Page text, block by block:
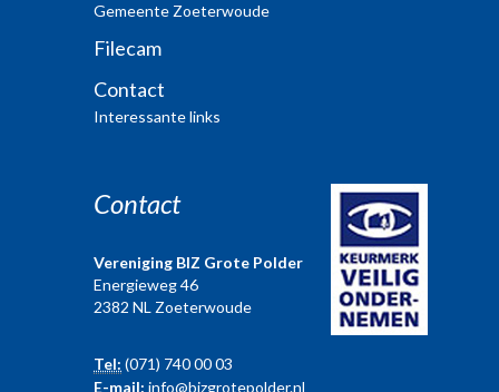
Gemeente Zoeterwoude
Filecam
Contact
Interessante links
Contact
Vereniging BIZ Grote Polder
Energieweg 46
2382 NL Zoeterwoude
Tel: (071) 740 00 03
E-mail: info@bizgrotepolder.nl